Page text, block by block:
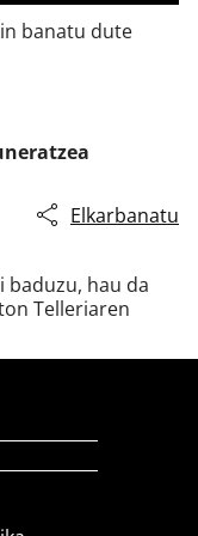
banatu dute
Elkarbanatu
baduzu, hau da
Telleriaren